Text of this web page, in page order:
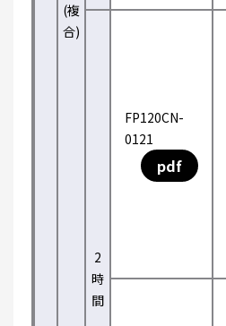
(複
合)
2
時
間
FP120CN-
0121
pdf